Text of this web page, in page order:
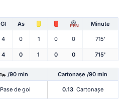
Gl As PEN Minute
4 0 1 0 0 715'
4 0 1 0 0 715'
/90 min Cartonașe /90 min
Pase de gol 0.13 Cartonașe